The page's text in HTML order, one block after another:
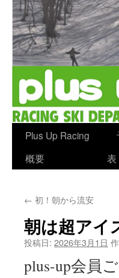
ン
ン
ツ
へ
ス
Plus Up Racing
概要
表
← 初！朝から流安
朝は超アイ
投稿日: 2026年3月1日
plus-up会員